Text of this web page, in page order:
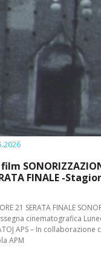
FINALE -
21 SERATA FINALE
cinematografica
APS – In collaborazione
APM